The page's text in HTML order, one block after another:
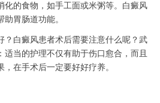
化的食物，如手工面或米粥等。白癜风
胃肠道功能。
白癜风患者术后需要注意什么呢？武
适当的护理不仅有助于伤口愈合，而且
在手术后一定要好好疗养。